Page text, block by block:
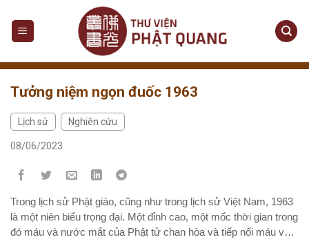
Tưởng niệm ngọn đuốc 1963
Lịch sử Nghiên cứu
08/06/2023
Trong lịch sử Phật giáo, cũng như trong lịch sử Việt Nam, 1963
là một niên biểu trọng đại. Một đỉnh cao, một mốc thời gian trong
đó máu và nước mắt của Phật tử chan hòa và tiếp nối máu và